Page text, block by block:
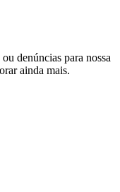
denúncias para nossa
ainda mais.